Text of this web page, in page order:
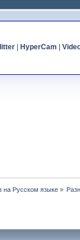
| HyperCam
на Русском языке »